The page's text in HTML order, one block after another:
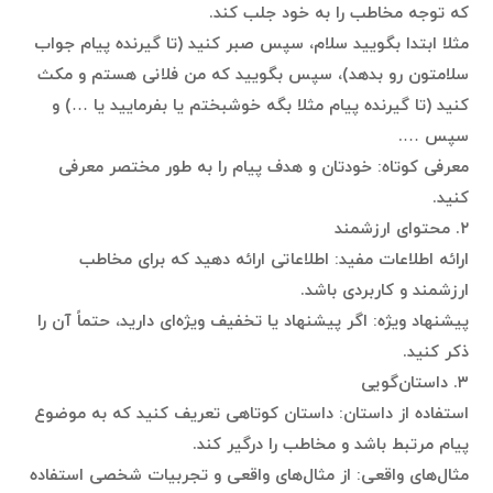
که توجه مخاطب را به خود جلب کند.
مثلا ابتدا بگویید سلام، سپس صبر کنید (تا گیرنده پیام جواب
سلامتون رو بدهد)، سپس بگویید که من فلانی هستم و مکث
کنید (تا گیرنده پیام مثلا بگه خوشبختم یا بفرمایید یا …) و
سپس ….
معرفی کوتاه: خودتان و هدف پیام را به طور مختصر معرفی
کنید.
۲. محتوای ارزشمند
ارائه اطلاعات مفید: اطلاعاتی ارائه دهید که برای مخاطب
ارزشمند و کاربردی باشد.
پیشنهاد ویژه: اگر پیشنهاد یا تخفیف ویژه‌ای دارید، حتماً آن را
ذکر کنید.
۳. داستان‌گویی
استفاده از داستان: داستان کوتاهی تعریف کنید که به موضوع
پیام مرتبط باشد و مخاطب را درگیر کند.
مثال‌های واقعی: از مثال‌های واقعی و تجربیات شخصی استفاده